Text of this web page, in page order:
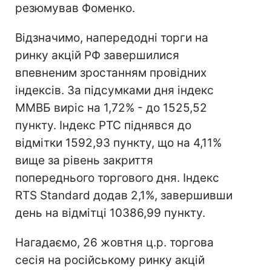
резюмував Фоменко.
Відзначимо, напередодні торги на
ринку акцій РФ завершилися
впевненим зростанням провідних
індексів. За підсумками дня індекс
ММВБ виріс на 1,72% - до 1525,52
пункту. Індекс РТС піднявся до
відмітки 1592,93 пункту, що на 4,11%
вище за рівень закриття
попереднього торгового дня. Індекс
RTS Standard додав 2,1%, завершивши
день на відмітці 10386,99 пункту.
Нагадаємо, 26 жовтня ц.р. торгова
сесія на російському ринку акцій